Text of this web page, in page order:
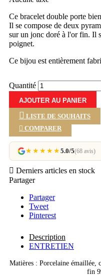
Ce bracelet double porte
Il se compose de deux
sur un jonc doré à l'or fin. Il
poignet.
Ce bijou est entièrement
Quantité
AJOUTER AU PANIER
LISTE DE SOUHAITS
 COMPARER
★★★★★5.0/5(68 avis)
 Derniers articles en stock
Partager
Partager
Tweet
Pinterest
Description
ENTRETIEN
Matières : Porcelaine émaillée,
fin